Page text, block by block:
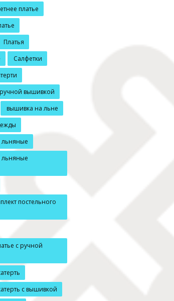
платье
Платья
Салфетки
вышивкой
вышивка на льне
льняные
льняные
постельного
с ручной
с вышивкой